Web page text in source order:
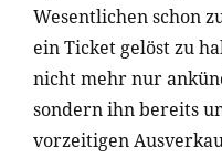
Wesentlichen schon
ein Ticket gelöst zu
nicht mehr nur
sondern ihn bereits
vorzeitigen